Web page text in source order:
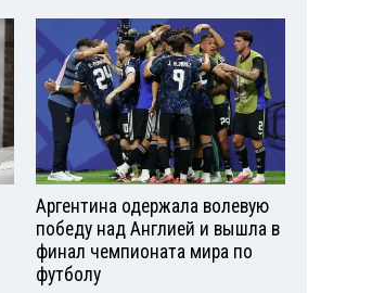
Аргентина одержала волевую
победу над Англией и вышла в
финал чемпионата мира по
футболу